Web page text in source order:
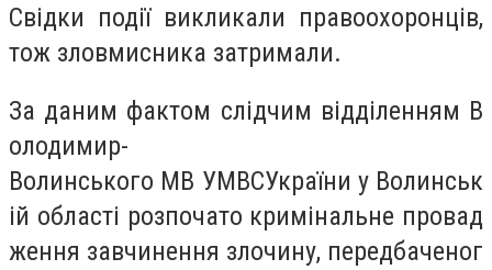
Свідки події викликали правоохоронців,
тож зловмисника затримали.
За даним фактом слідчим відділенням В
олодимир-
Волинського МВ УМВСУкраїни у Волинськ
ій області розпочато кримінальне провад
ження завчинення злочину, передбаченог